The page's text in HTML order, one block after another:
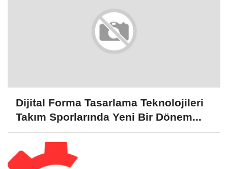
Dijital Forma Tasarlama Teknolojileri
Takım Sporlarında Yeni Bir Dönem...